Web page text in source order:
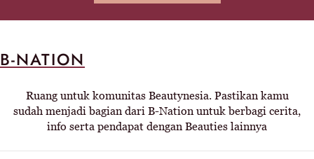
B-NATION
Ruang untuk komunitas Beautynesia. Pastikan kamu
sudah menjadi bagian dari B-Nation untuk berbagi cerita,
info serta pendapat dengan Beauties lainnya